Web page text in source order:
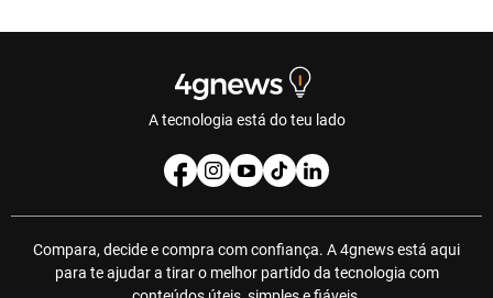
A tecnologia está do teu lado
Compara, decide e compra com confiança. A 4gnews está aqui
para te ajudar a tirar o melhor partido da tecnologia com